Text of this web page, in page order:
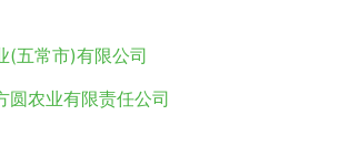
(五常市)有限公司
圆农业有限责任公司